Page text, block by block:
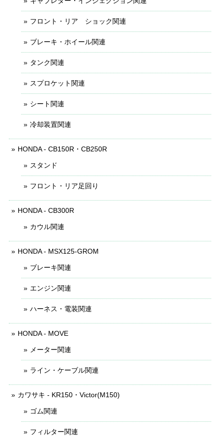
フロント・リア ショック関連
ブレーキ・ホイール関連
タンク関連
スプロケット関連
シート関連
冷却装置関連
HONDA - CB150R・CB250R
スタンド
フロント・リア足回り
HONDA - CB300R
カウル関連
HONDA - MSX125-GROM
ブレーキ関連
エンジン関連
ハーネス・電装関連
HONDA - MOVE
メーター関連
ライン・ケーブル関連
カワサキ - KR150・Victor(M150)
ゴム関連
フィルター関連